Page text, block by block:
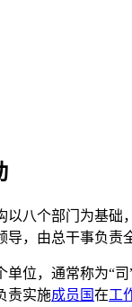
以八个部门为基础
，由总干事负责
单位，通常称为“司
责实施成员国在工